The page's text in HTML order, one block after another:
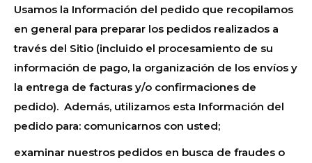
Usamos la Información del pedido que recopilamos
en general para preparar los pedidos realizados a
través del Sitio (incluido el procesamiento de su
información de pago, la organización de los envíos y
la entrega de facturas y/o confirmaciones de
pedido). Además, utilizamos esta Información del
pedido para: comunicarnos con usted;
examinar nuestros pedidos en busca de fraudes o